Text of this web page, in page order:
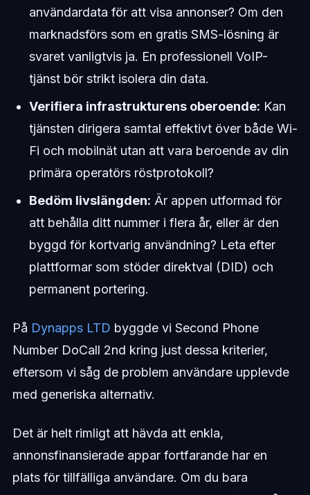
användardata för att visa annonser? Om den
marknadsförs som en gratis SMS-lösning är
svaret vanligtvis ja. En professionell VoIP-
tjänst bör strikt isolera din data.
Verifiera infrastrukturens oberoende: Kan
tjänsten dirigera samtal effektivt över både Wi-
Fi och mobilnät utan att vara beroende av din
primära operatörs röstprotokoll?
Bedöm livslängden: Är appen utformad för
att behålla ditt nummer i flera år, eller är den
byggd för kortvarig användning? Leta efter
plattformar som stöder direktval (DID) och
permanent portering.
På Dynapps LTD byggde vi Second Phone
Number DoCall 2nd kring just dessa kriterier,
eftersom vi såg de problem användare upplevde
med generiska alternativ.
Det är helt rimligt att hävda att enkla,
annonsfinansierade appar fortfarande har en
plats för tillfälliga användare. Om du bara